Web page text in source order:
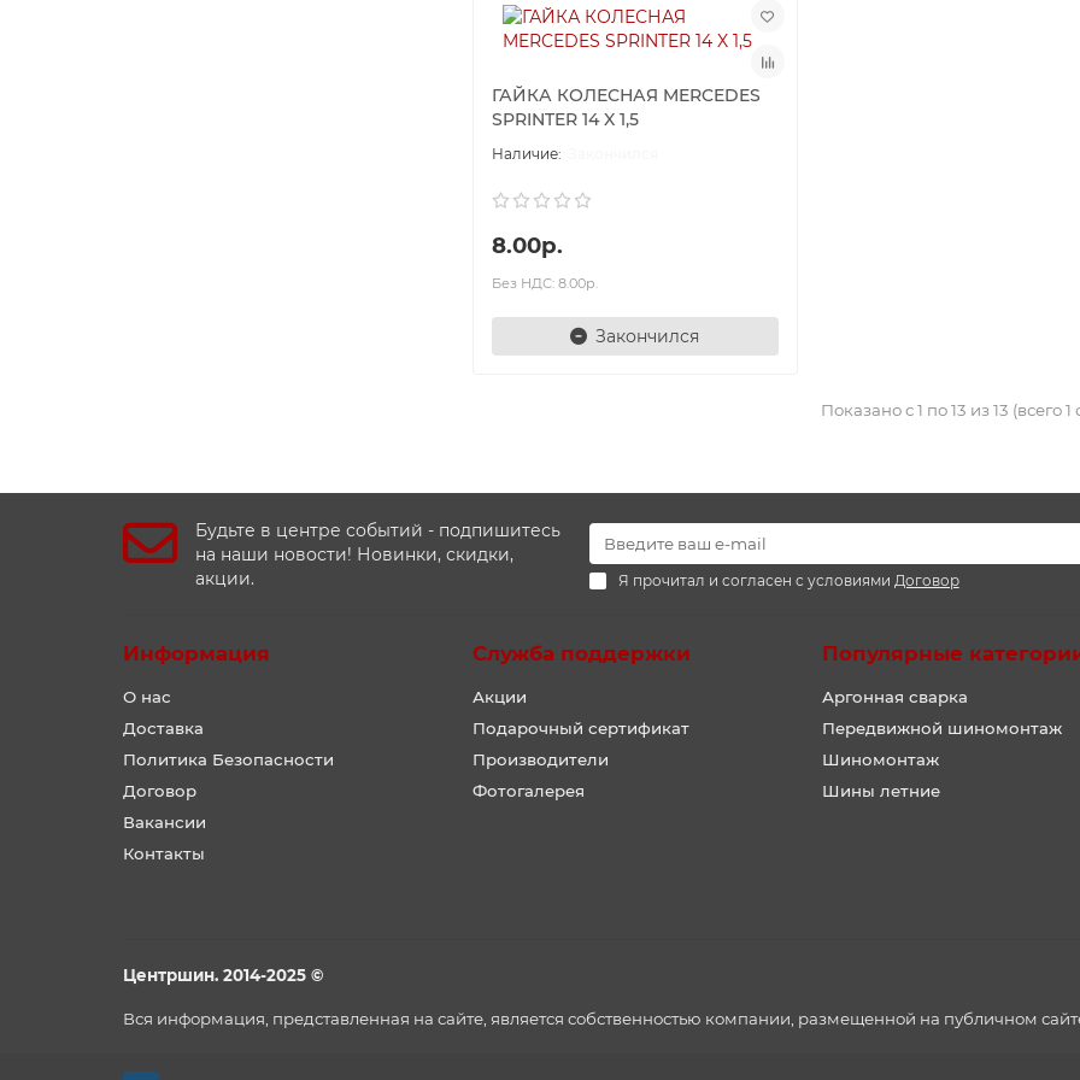
ГАЙКА КОЛЕСНАЯ MERCEDES
SPRINTER 14 X 1,5
8.00р.
Без НДС: 8.00р.
Закончился
Показано с 1 по 13 из 13 (всего
Будьте в центре событий - подпишитесь
на наши новости! Новинки, скидки,
акции.
Я прочитал и согласен с условиями Договор
Информация
О нас
Доставка
Политика Безопасности
Договор
Вакансии
Контакты
Служба поддержки
Акции
Подарочный сертификат
Производители
Фотогалерея
Популярные
Аргонная сварка
Передвижной шиномонтаж
Шиномонтаж
Шины летние
Центршин. 2014-2025 ©
Вся информация, представленная на сайте, является собственностью компании, размещенной на публичном